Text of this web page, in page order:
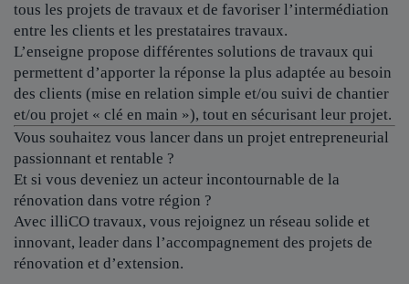
tous les projets de travaux et de favoriser l’intermédiation
entre les clients et les prestataires travaux.
L’enseigne propose différentes solutions de travaux qui
permettent d’apporter la réponse la plus adaptée au besoin
des clients (mise en relation simple et/ou suivi de chantier
et/ou projet « clé en main »), tout en sécurisant leur projet.
Vous souhaitez vous lancer dans un projet entrepreneurial
passionnant et rentable ?
Et si vous deveniez un acteur incontournable de la
rénovation dans votre région ?
Avec illiCO travaux, vous rejoignez un réseau solide et
innovant, leader dans l’accompagnement des projets de
rénovation et d’extension.